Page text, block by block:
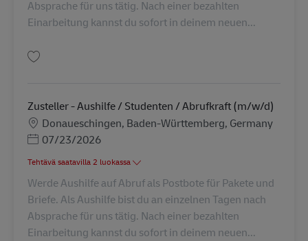
Absprache für uns tätig. Nach einer bezahlten
Einarbeitung kannst du sofort in deinem neuen...
Zusteller - Aushilfe / Studenten / Abrufkraft (m/w/d)
SijaintiDonaueschingen, Baden-Württemberg, Germany
Posted Date
07/23/2026
Tehtävä saatavilla 2 luokassa
Werde Aushilfe auf Abruf als Postbote für Pakete und
Briefe. Als Aushilfe bist du an einzelnen Tagen nach
Absprache für uns tätig. Nach einer bezahlten
Einarbeitung kannst du sofort in deinem neuen...